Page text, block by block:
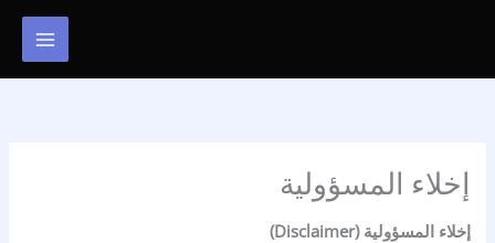
إخلاء المسؤولية
إخلاء المسؤولية (Disclaimer)